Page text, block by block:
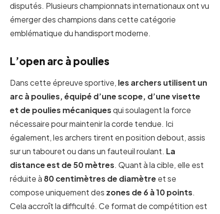
disputés. Plusieurs championnats internationaux ont vu
émerger des champions dans cette catégorie
emblématique du handisport moderne.
L’open arc à poulies
Dans cette épreuve sportive, les archers utilisent un
arc à poulies, équipé d’une scope, d’une visette
et de poulies mécaniquesqui soulagent la force
nécessaire pour maintenir la corde tendue. Ici
également, les archers tirent en position debout, assis
sur un tabouret ou dans un fauteuil roulant. La
distance est de 50 mètres. Quant à la cible, elle est
réduite à 80 centimètres de diamètre et se
compose uniquement des zones de 6 à 10 points.
Cela accroît la difficulté. Ce format de compétition est